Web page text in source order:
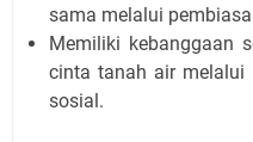
sama melalui
Memiliki kebanggaan
cinta tanah air melalui
sosial.